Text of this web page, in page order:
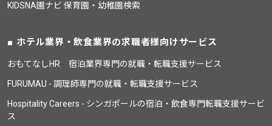
KIDSNA園ナビ 保育園・幼稚園検索
ホテル業界・飲食業界の求職者様向けサービス
おもてなしHR 宿泊業界専門の就職・転職支援サービス
FURUMAU - 調理師専門の就職・転職支援サービス
Hospitality Careers - シンガポールの宿泊・飲食専門転職支援サービ
ス